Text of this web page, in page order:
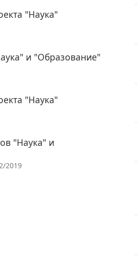
"Наука"
и "Образование"
"Наука"
"Наука" и
2019